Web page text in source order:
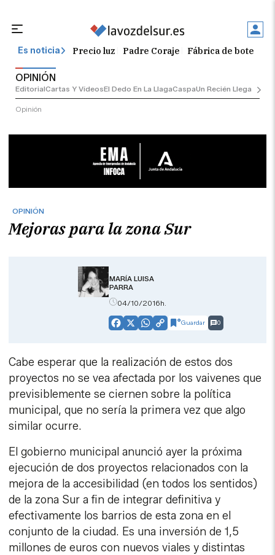
Es noticia Precio luz Padre Coraje Fábrica de botellas
OPINIÓN
EditorialCartas Y VídeosEl Dedo En La LlagaCaspaUn Recién Llegado
Opinión
OPINIÓN
Mejoras para la zona Sur
MARÍA LUISA
PARRA
04/10/2016h.
Facebook
X WhatsApp
CopyGuardar 0
Cabe esperar que la realización de estos dos
proyectos no se vea afectada por los vaivenes que
previsiblemente se ciernen sobre la política
municipal, que no sería la primera vez que algo
similar ocurre.
El gobierno municipal anunció ayer la próxima
ejecución de dos proyectos relacionados con la
mejora de la accesibilidad (en todos los sentidos)
de la zona Sur a fin de integrar definitiva y
efectivamente los barrios de esta zona en el
conjunto de la ciudad. Es una inversión de 1,5
millones de euros con nuevos viales y distintas